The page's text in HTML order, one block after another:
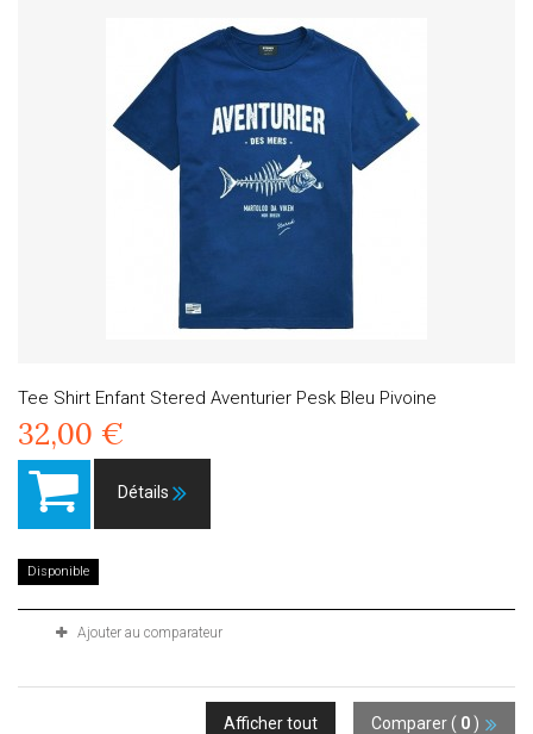
Tee Shirt Enfant Stered Aventurier Pesk Bleu Pivoine
32,00 €
Détails
Disponible
Ajouter au comparateur
Comparer ( 0 )
Afficher tout